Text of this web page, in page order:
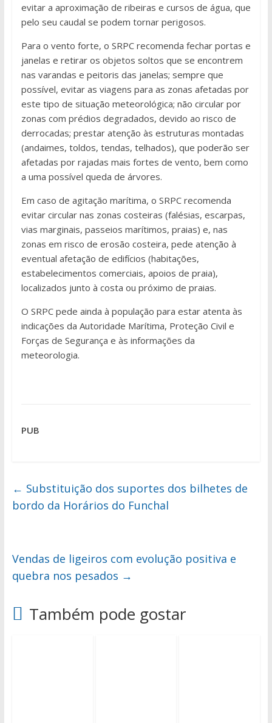
evitar a aproximação de ribeiras e cursos de água, que
pelo seu caudal se podem tornar perigosos.
Para o vento forte, o SRPC recomenda fechar portas e
janelas e retirar os objetos soltos que se encontrem
nas varandas e peitoris das janelas; sempre que
possível, evitar as viagens para as zonas afetadas por
este tipo de situação meteorológica; não circular por
zonas com prédios degradados, devido ao risco de
derrocadas; prestar atenção às estruturas montadas
(andaimes, toldos, tendas, telhados), que poderão ser
afetadas por rajadas mais fortes de vento, bem como
a uma possível queda de árvores.
Em caso de agitação marítima, o SRPC recomenda
evitar circular nas zonas costeiras (falésias, escarpas,
vias marginais, passeios marítimos, praias) e, nas
zonas em risco de erosão costeira, pede atenção à
eventual afetação de edifícios (habitações,
estabelecimentos comerciais, apoios de praia),
localizados junto à costa ou próximo de praias.
O SRPC pede ainda à população para estar atenta às
indicações da Autoridade Marítima, Proteção Civil e
Forças de Segurança e às informações da
meteorologia.
PUB
← Substituição dos suportes dos bilhetes de
bordo da Horários do Funchal
Vendas de ligeiros com evolução positiva e
quebra nos pesados →
Também pode gostar